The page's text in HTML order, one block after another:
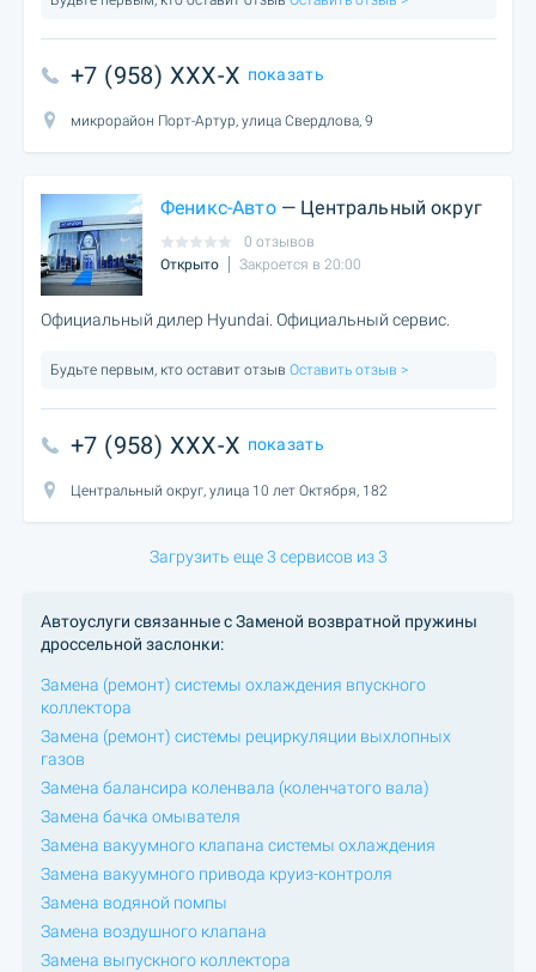
+7 (958) XXX-X показать
микрорайон Порт-Артур, улица Свердлова, 9
Феникс-Авто— Центральный округ
0 отзывов
Открыто
Закроется в 20:00
Официальный дилер Hyundai. Официальный сервис.
Будьте первым, кто оставит отзыв Оставить отзыв >
+7 (958) XXX-X показать
Центральный округ, улица 10 лет Октября, 182
Загрузить еще 3 сервисов из 3
Автоуслуги связанные с Заменой возвратной пружины
дроссельной заслонки:
Замена (ремонт) системы охлаждения впускного
коллектора
Замена (ремонт) системы рециркуляции выхлопных
газов
Замена балансира коленвала (коленчатого вала)
Замена бачка омывателя
Замена вакуумного клапана системы охлаждения
Замена вакуумного привода круиз-контроля
Замена водяной помпы
Замена воздушного клапана
Замена выпускного коллектора